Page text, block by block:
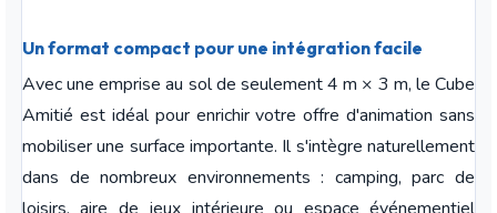
Un format compact pour une intégration facile
Avec une emprise au sol de seulement 4 m × 3 m, le Cube
Amitié est idéal pour enrichir votre offre d'animation sans
mobiliser une surface importante. Il s'intègre naturellement
dans de nombreux environnements : camping, parc de